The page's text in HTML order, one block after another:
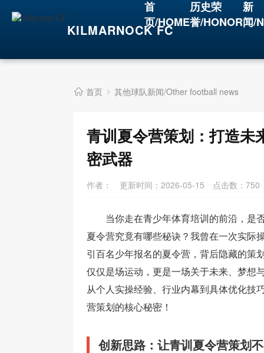
KILMARNOCK FC
首
页/HOME
历史荣
誉/HONOR
新
闻/
首页 其他球队新闻/Other football news
青训夏令营策划：打造未
密武器
作者： 更新时间：2026-05-15 点击数： 750
当你走在青少年体育培训的前沿，是
夏令营究竟有哪些秘诀？我曾在一次实际
引百名少年报名的夏令营，背后隐藏的策
仅仅是场运动，更是一场关于未来、梦想
从个人实操经验、行业内幕到具体优化技
营策划的核心秘密！
创新思路：让青训夏令营策划